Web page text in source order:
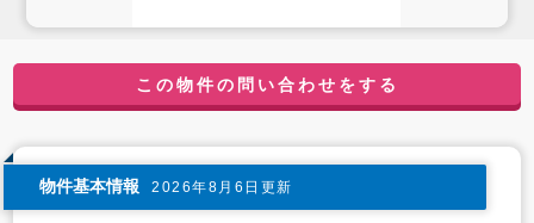
この物件の問い合わせをする
物件基本情報 2026年8月6日更新